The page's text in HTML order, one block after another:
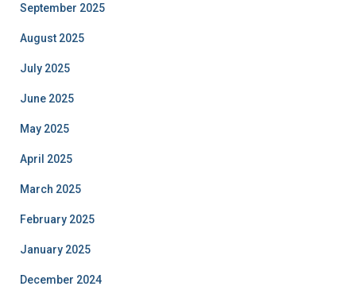
September 2025
August 2025
July 2025
June 2025
May 2025
April 2025
March 2025
February 2025
January 2025
December 2024